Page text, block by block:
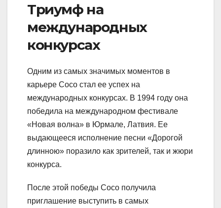
Триумф на
международных
конкурсах
Одним из самых значимых моментов в
карьере Сосо стал ее успех на
международных конкурсах. В 1994 году она
победила на международном фестивале
«Новая волна» в Юрмале, Латвия. Ее
выдающееся исполнение песни «Дорогой
длинною» поразило как зрителей, так и жюри
конкурса.
После этой победы Сосо получила
приглашение выступить в самых